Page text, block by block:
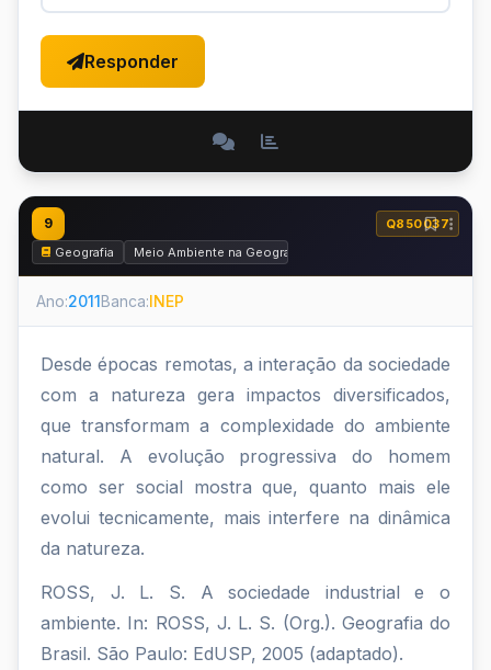
Responder
9
Q850037
Geografia
Meio Ambiente na Geografia
Ano:2011Banca:INEP
Desde épocas remotas, a interação da sociedade
com a natureza gera impactos diversificados,
que transformam a complexidade do ambiente
natural. A evolução progressiva do homem
como ser social mostra que, quanto mais ele
evolui tecnicamente, mais interfere na dinâmica
da natureza.
ROSS, J. L. S. A sociedade industrial e o
ambiente. In: ROSS, J. L. S. (Org.). Geografia do
Brasil. São Paulo: EdUSP, 2005 (adaptado).